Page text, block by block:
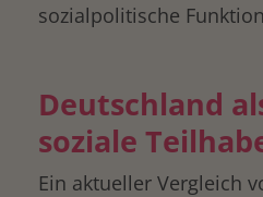
sozialpolitische
Deutschland
soziale
Ein aktueller Vergleich